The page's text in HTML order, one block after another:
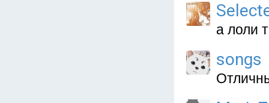
а лоли
songs